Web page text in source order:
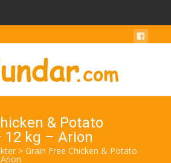
& Potato
12 kg – Arion
> Grain Free Chicken & Potato